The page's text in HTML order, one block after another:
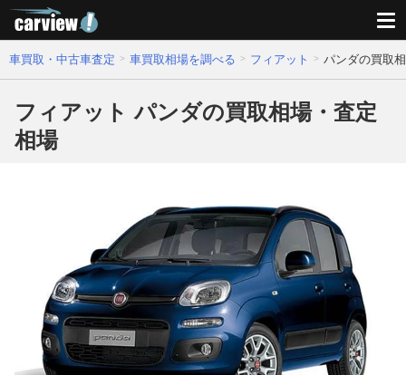
車買取・中古車査定 車買取相場を調べる フィアット パンダの買取
フィアット パンダの買取相場・査定
相場